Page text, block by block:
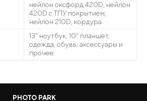
нейлон оксфорд 420D, нейлон
420D с ТПУ покрытием,
нейлон 210D, кордура
13" ноутбук, 10" планшет,
одежда, обувь, аксессуары и
прочее
PHOTO PARK